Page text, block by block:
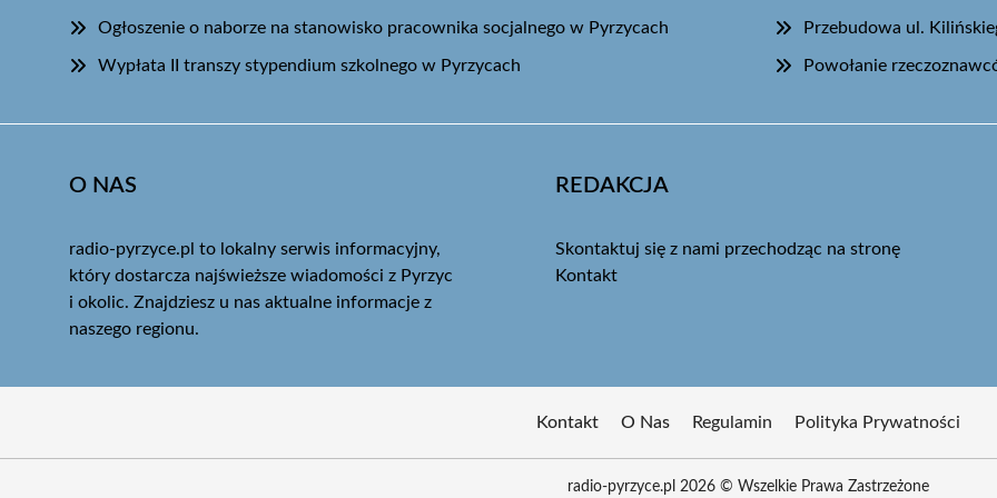
Ogłoszenie o naborze na stanowisko pracownika socjalnego w Pyrzycach Przebudowa ul.
Wypłata II transzy stypendium szkolnego w Pyrzycach Powołanie
O NAS
radio-pyrzyce.pl to lokalny serwis informacyjny,
który dostarcza najświeższe wiadomości z Pyrzyc
i okolic. Znajdziesz u nas aktualne informacje z
naszego regionu.
REDAKCJA
Skontaktuj się z nami przechodząc na stronę
Kontakt
Kontakt O Nas Regulamin Polityka Prywatności
radio-pyrzyce.pl 2026 © Wszelkie Prawa Zastrzeżone